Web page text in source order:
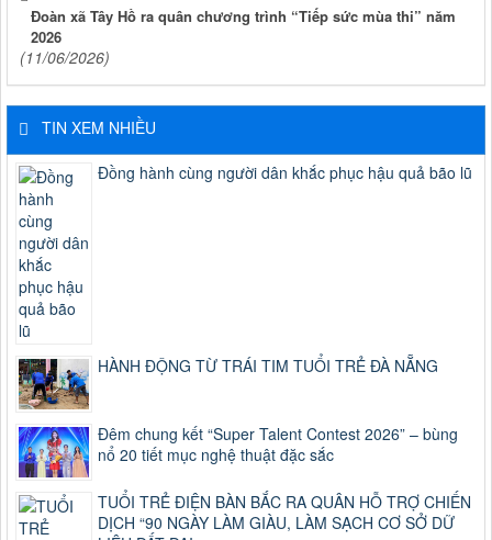
Đoàn xã Tây Hồ ra quân chương trình “Tiếp sức mùa thi” năm
2026
(11/06/2026)
TIN XEM NHIỀU
Đồng hành cùng người dân khắc phục hậu quả bão lũ
HÀNH ĐỘNG TỪ TRÁI TIM TUỔI TRẺ ĐÀ NẴNG
Đêm chung kết “Super Talent Contest 2026” – bùng
nổ 20 tiết mục nghệ thuật đặc sắc
TUỔI TRẺ ĐIỆN BÀN BẮC RA QUÂN HỖ TRỢ CHIẾN
DỊCH “90 NGÀY LÀM GIÀU, LÀM SẠCH CƠ SỞ DỮ